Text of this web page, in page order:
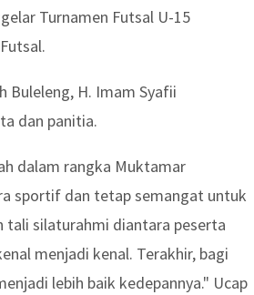
Turnamen Futsal U-15
Buleleng, H. Imam Syafii
dan panitia.
dalam rangka Muktamar
sportif dan tetap semangat untuk
tali silaturahmi diantara peserta
menjadi kenal. Terakhir, bagi
lebih baik kedepannya." Ucap